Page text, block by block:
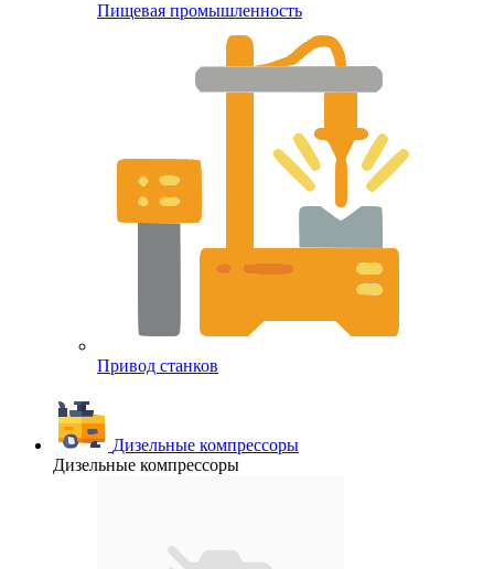
Пищевая промышленность
Привод станков
Дизельные компрессоры
Дизельные компрессоры